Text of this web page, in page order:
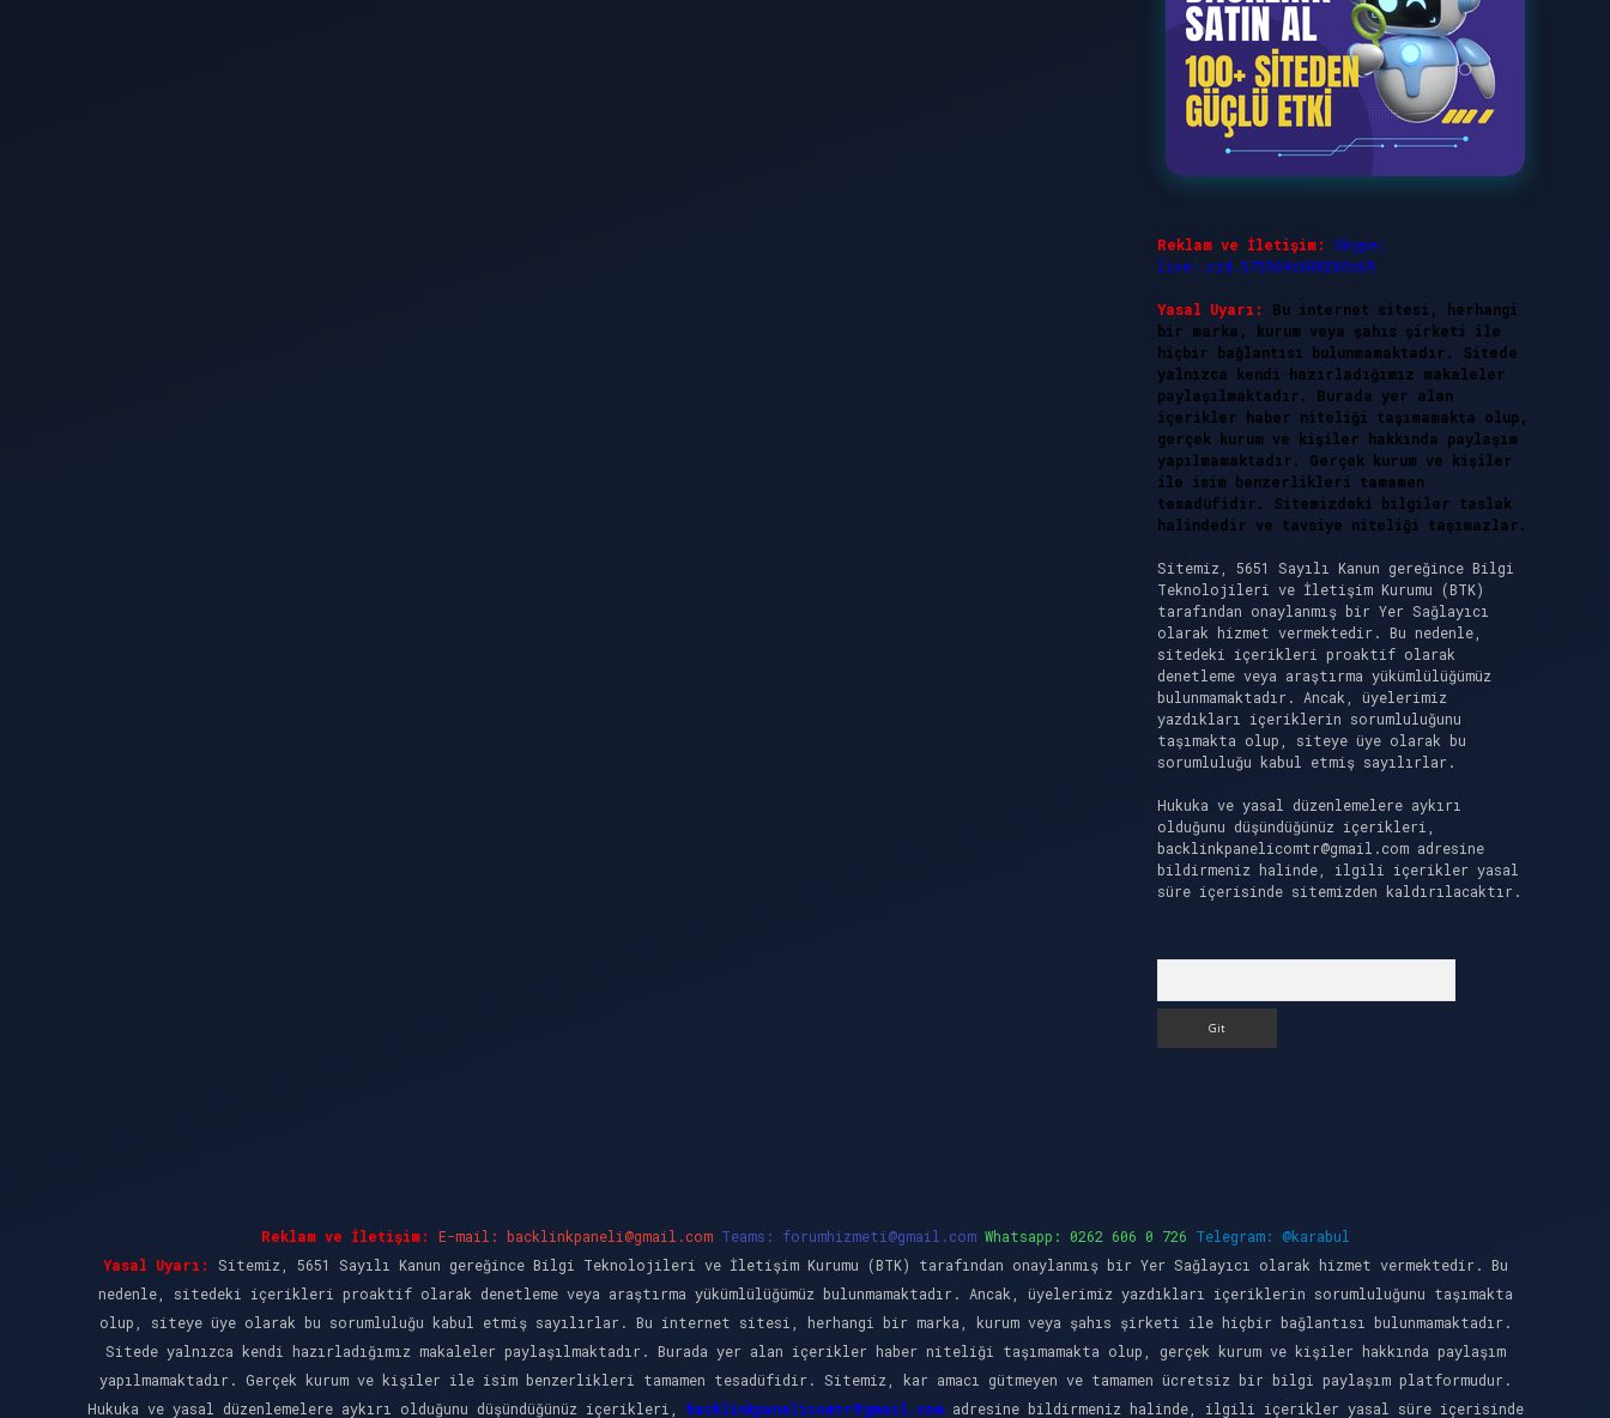
Reklam ve İletişim:
Skype:
live:.cid.575569c608265c69
Yasal Uyarı:
Bu internet sitesi, herhangi
bir marka, kurum veya şahıs şirketi ile
hiçbir bağlantısı bulunmamaktadır. Sitede
yalnızca kendi hazırladığımız makaleler
paylaşılmaktadır. Burada yer alan
içerikler haber niteliği taşımamakta olup,
gerçek kurum ve kişiler hakkında paylaşım
yapılmamaktadır. Gerçek kurum ve kişiler
ile isim benzerlikleri tamamen
tesadüfidir. Sitemizdeki bilgiler taslak
halindedir ve tavsiye niteliği taşımazlar.
Sitemiz, 5651 Sayılı Kanun gereğince Bilgi
Teknolojileri ve İletişim Kurumu (BTK)
tarafından onaylanmış bir Yer Sağlayıcı
olarak hizmet vermektedir. Bu nedenle,
sitedeki içerikleri proaktif olarak
denetleme veya araştırma yükümlülüğümüz
bulunmamaktadır. Ancak, üyelerimiz
yazdıkları içeriklerin sorumluluğunu
taşımakta olup, siteye üye olarak bu
sorumluluğu kabul etmiş sayılırlar.
Hukuka ve yasal düzenlemelere aykırı
olduğunu düşündüğünüz içerikleri,
backlinkpanelicomtr@gmail.comadresine
bildirmeniz halinde, ilgili içerikler yasal
süre içerisinde sitemizden kaldırılacaktır.
Reklam ve İletişim: E-mail: backlinkpaneli@gmail.com Teams: forumhizmeti@gmail.com Whatsapp: 0262 606 0 726 Telegram: @karabul
Yasal Uyarı:
Sitemiz, 5651 Sayılı Kanun gereğince Bilgi Teknolojileri ve İletişim Kurumu (BTK) tarafından onaylanmış bir Yer Sağlayıcı olarak hizmet vermektedir. Bu
nedenle, sitedeki içerikleri proaktif olarak denetleme veya araştırma yükümlülüğümüz bulunmamaktadır. Ancak, üyelerimiz yazdıkları içeriklerin sorumluluğunu taşımakta
olup, siteye üye olarak bu sorumluluğu kabul etmiş sayılırlar. Bu internet sitesi, herhangi bir marka, kurum veya şahıs şirketi ile hiçbir bağlantısı bulunmamaktadır.
Sitede yalnızca kendi hazırladığımız makaleler paylaşılmaktadır. Burada yer alan içerikler haber niteliği taşımamakta olup, gerçek kurum ve kişiler hakkında paylaşım
yapılmamaktadır. Gerçek kurum ve kişiler ile isim benzerlikleri tamamen tesadüfidir. Sitemiz, kar amacı gütmeyen ve tamamen ücretsiz bir bilgi paylaşım platformudur.
Hukuka ve yasal düzenlemelere aykırı olduğunu düşündüğünüz içerikleri, backlinkpanelicomtr@gmail.comadresine bildirmeniz halinde, ilgili içerikler yasal süre içerisinde